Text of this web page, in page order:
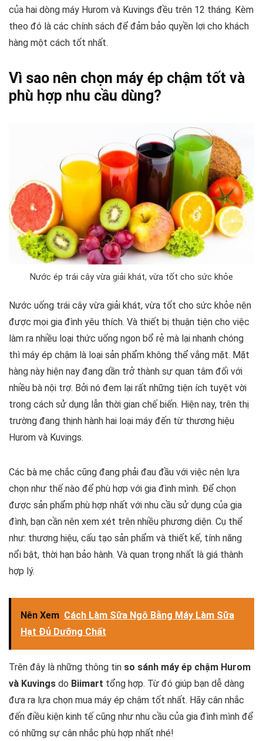
của hai dòng máy Hurom và Kuvings đều trên 12 tháng. Kèm
theo đó là các chính sách để đảm bảo quyền lợi cho khách
hàng một cách tốt nhất.
Vì sao nên chọn máy ép chậm tốt và
phù hợp nhu cầu dùng?
Nước ép trái cây vừa giải khát, vừa tốt cho sức khỏe
Nước uống trái cây vừa giải khát, vừa tốt cho sức khỏe nên
được mọi gia đình yêu thích. Và thiết bị thuận tiện cho việc
làm ra nhiều loại thức uống ngon bổ rẻ mà lại nhanh chóng
thì máy ép chậm là loại sản phẩm không thể vắng mặt. Mặt
hàng này hiện nay đang dần trở thành sự quan tâm đối với
nhiều bà nội trợ. Bởi nó đem lại rất những tiện ích tuyệt vời
trong cách sử dụng lẫn thời gian chế biến. Hiện nay, trên thị
trường đang thịnh hành hai loại máy đến từ thương hiệu
Hurom và Kuvings.
Các bà mẹ chắc cũng đang phải đau đầu với việc nên lựa
chọn như thế nào để phù hợp với gia đình mình. Để chọn
được sản phẩm phù hợp nhất với nhu cầu sử dụng của gia
đình, bạn cần nên xem xét trên nhiều phương diện. Cụ thể
như: thương hiệu, cấu tạo sản phẩm và thiết kế, tính năng
nổi bật, thời hạn bảo hành. Và quan trọng nhất là giá thành
hợp lý.
Nên Xem Cách Làm Sữa Ngô Bằng Máy Làm Sữa
Hạt Đủ Dưỡng Chất
Trên đây là những thông tin so sánh máy ép chậm Hurom
và Kuvings do Biimart tổng hợp. Từ đó giúp bạn dễ dàng
đưa ra lựa chọn mua máy ép chậm tốt nhất. Hãy cân nhắc
đến điều kiện kinh tế cũng như nhu cầu của gia đình mình để
có những sự cân nhắc phù hợp nhất nhé!